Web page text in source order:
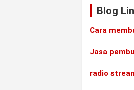
Blog
Cara
Jasa
radio